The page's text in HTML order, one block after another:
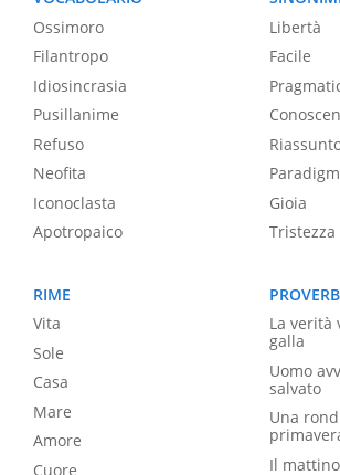
Ossimoro
Filantropo
Idiosincrasia
Pusillanime
Refuso
Neofita
Iconoclasta
Apotropaico
Libertà
Facile
Gioia
Tristezza
RIME
Vita
Sole
Casa
Mare
Amore
Cuore
La verità
galla
Uomo
salvato
Una
Il